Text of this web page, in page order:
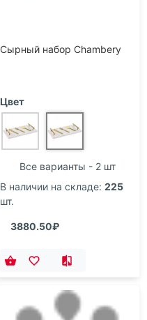
Сырный набор Chambery
Цвет
Все варианты - 2 шт
В наличии на складе: 225
шт.
3880.50₽